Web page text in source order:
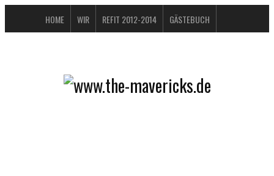
HOME WIR REFIT 2012-2014 GÄSTEBUCH
DATENSCHUTZERKLÄRUNG